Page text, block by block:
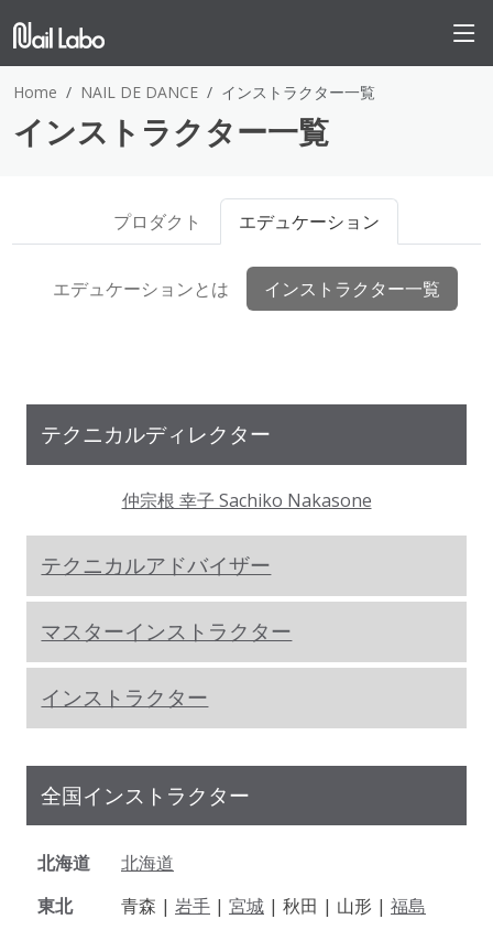
Home NAIL DE DANCE インストラクター一覧
インストラクター一覧
プロダクト エデュケーション
エデュケーションとは インストラクター一覧
テクニカルディレクター
仲宗根 幸子 Sachiko Nakasone
テクニカルアドバイザー
マスターインストラクター
インストラクター
全国インストラクター
北海道
北海道
東北
青森 | 岩手 | 宮城 | 秋田 | 山形 | 福島